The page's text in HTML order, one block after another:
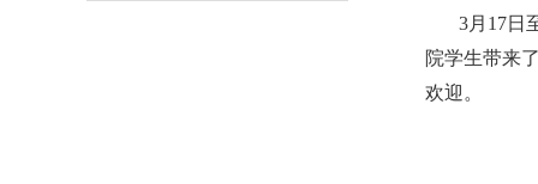
3月17日
院学生带来
欢迎。